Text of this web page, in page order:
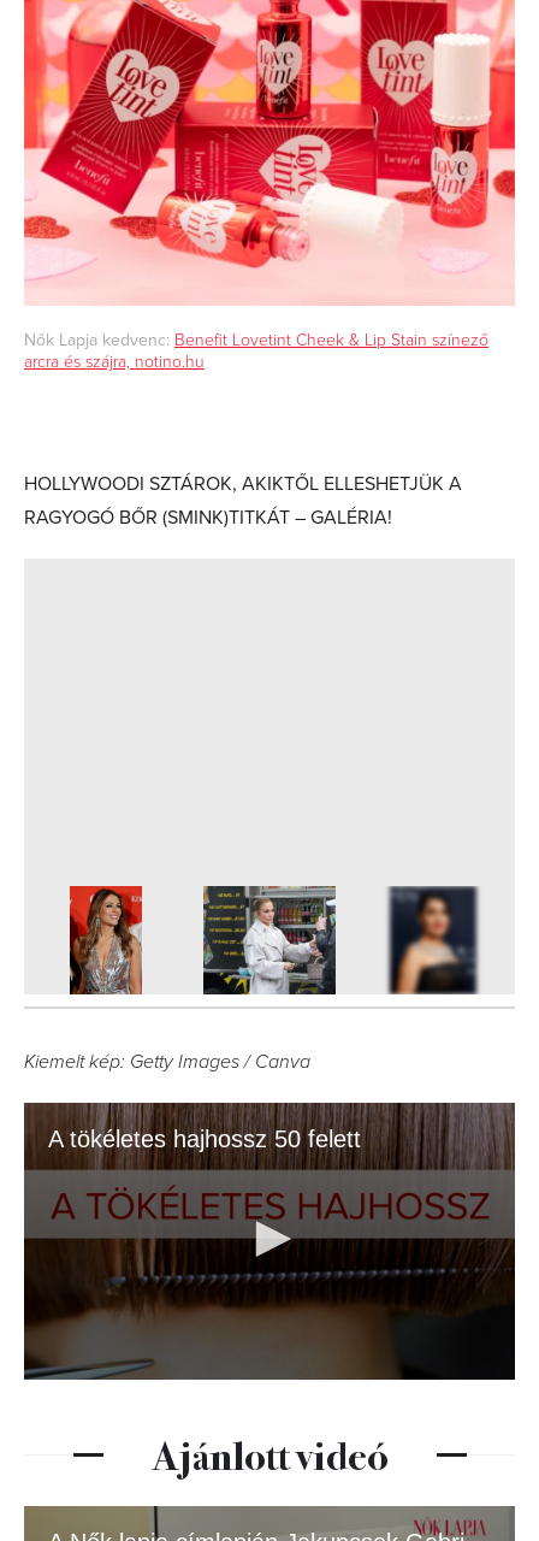
Nők Lapja kedvenc: Benefit Lovetint Cheek & Lip Stain színező
arcra és szájra, notino.hu
HOLLYWOODI SZTÁROK, AKIKTŐL ELLESHETJÜK A
RAGYOGÓ BŐR (SMINK)TITKÁT – GALÉRIA!
Kiemelt kép: Getty Images / Canva
Ajánlott videó